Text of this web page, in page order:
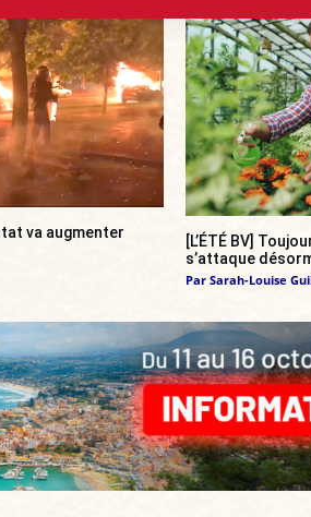
va augmenter
[L’ÉTÉ BV]
s’attaque
Par Sarah-Louise